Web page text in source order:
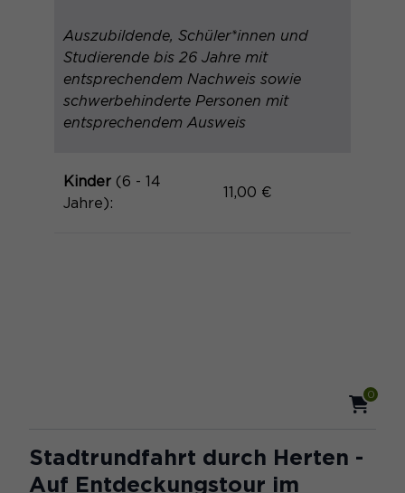
Auszubildende, Schüler*innen und
Studierende bis 26 Jahre mit
entsprechendem Nachweis sowie
schwerbehinderte Personen mit
entsprechendem Ausweis
Kinder (6 - 14
Jahre):
11,00 €
0
Stadtrundfahrt durch Herten -
Auf Entdeckungstour im
Anbieter Sgalinski
Laufzeit 1 Monat
Zweck
Benutzers für Cookies auf der